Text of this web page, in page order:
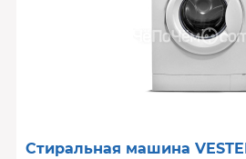
Стиральная машина